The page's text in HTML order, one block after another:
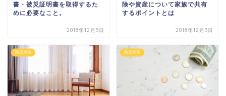
書・被災証明書を取得するた
めに必要なこと。
2018年12月5日
険や資産について家族で共有
するポイントとは
2018年12月3日
防災対策 防災対策